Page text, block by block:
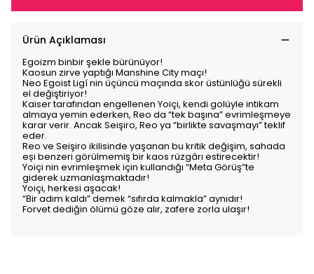
Ürün Açıklaması
Egoizm binbir şekle bürünüyor!
Kaosun zirve yaptığı Manshine City maçı!
Neo Egoist Ligí nin üçüncü maçında skor üstünlüğü sürekli
el değiştiriyor!
Kaiser tarafından engellenen Yoiçi, kendi golüyle intikam
almaya yemin ederken, Reo da “tek başına” evrimleşmeye
karar verir. Ancak Seişiro, Reo ya “birlikte savaşmayı” teklif
eder.
Reo ve Seişiro ikilisinde yaşanan bu kritik değişim, sahada
eși benzeri görülmemiş bir kaos rüzgârı estirecektir!
Yoiçi nin evrimleşmek için kullandığı “Meta Görüş”te
giderek uzmanlaşmaktadır!
Yoiçi, herkesi aşacak!
“Bir adım kaldı” demek “sıfırda kalmakla” aynıdır!
Forvet dediğin ölümü göze alır, zafere zorla ulaşır!